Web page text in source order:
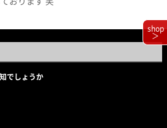
でしょうか
shop
＞